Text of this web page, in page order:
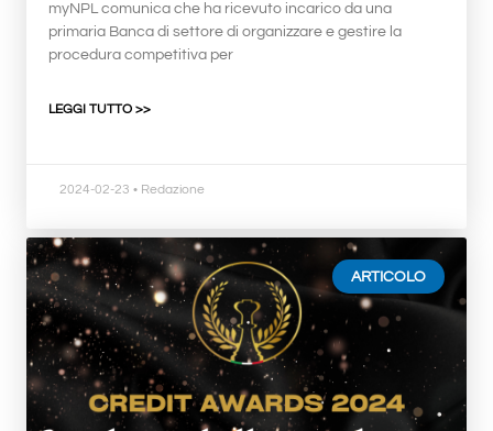
myNPL comunica che ha ricevuto incarico da una
primaria Banca di settore di organizzare e gestire la
procedura competitiva per
LEGGI TUTTO >>
2024-02-23 • Redazione
ARTICOLO